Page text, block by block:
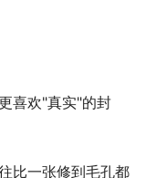
喜欢"真实"的封
比一张修到毛孔都